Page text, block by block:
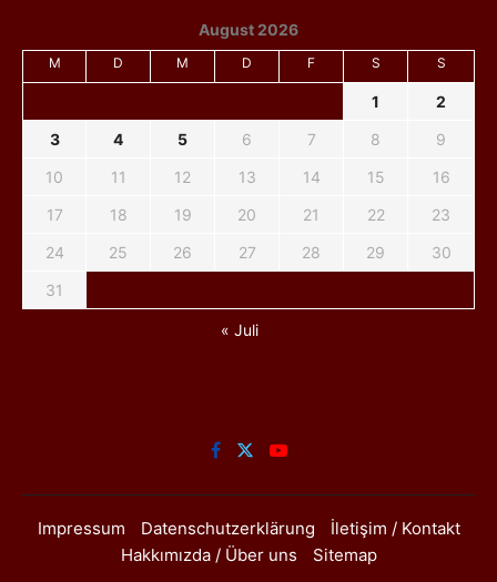
August 2026
M D M D F S S
1
2
3
4 5 6 7 8
9
10
11 12 13 14 15
16
17
18 19 20 21 22
23
24
25 26 27 28 29
30
31
« Juli
Impressum Datenschutzerklärung
İletişim / Kontakt
Hakkımızda / Über uns
Sitemap